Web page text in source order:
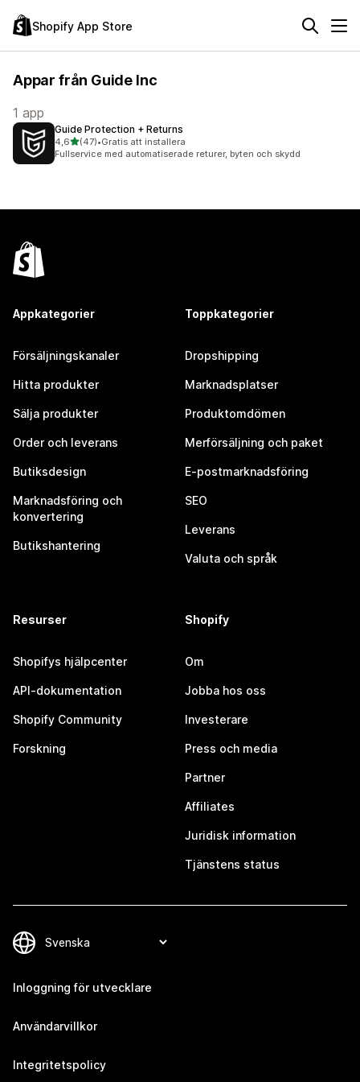
Shopify App Store
Appar från Guide Inc
1 app
Guide Protection + Returns
4,6av 5 stjärnor
(47)
47 recensioner totalt
•Gratis att installera
Fullservice med automatiserade returer, byten och skydd
Appkategorier
Försäljningskanaler
Hitta produkter
Sälja produkter
Order och leverans
Butiksdesign
Marknadsföring och
konvertering
Butikshantering
Toppkategorier
Dropshipping
Marknadsplatser
Produktomdömen
Merförsäljning och paket
E-postmarknadsföring
SEO
Leverans
Valuta och språk
Resurser
Shopifys hjälpcenter
API-dokumentation
Shopify Community
Forskning
Shopify
Om
Jobba hos oss
Investerare
Press och media
Partner
Affiliates
Juridisk information
Tjänstens status
Inloggning för utvecklare
Användarvillkor
Integritetspolicy